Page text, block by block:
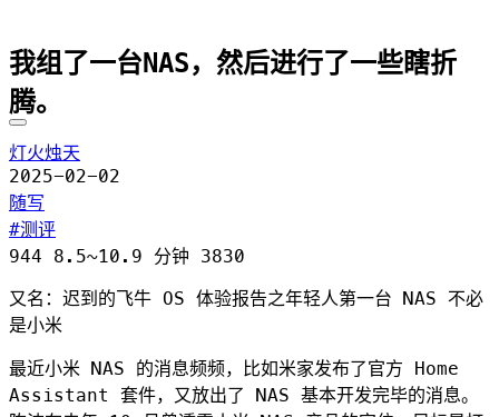
我组了一台NAS，然后进行了一些瞎折
腾。
灯火烛天
2025-02-02
随写
测评
944 8.5~10.9 分钟 3830
又名：迟到的飞牛 OS 体验报告之年轻人第一台 NAS 不必
是小米
最近小米 NAS 的消息频频，比如米家发布了官方 Home
Assistant 套件，又放出了 NAS 基本开发完毕的消息。